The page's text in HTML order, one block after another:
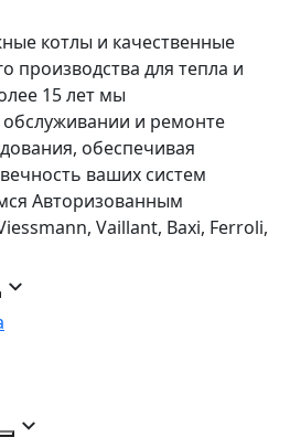
котлы и качественные
производства для тепла и
15 лет мы
и ремонте
обеспечивая
ваших систем
Авторизованным
Vaillant, Baxi, Ferroli,